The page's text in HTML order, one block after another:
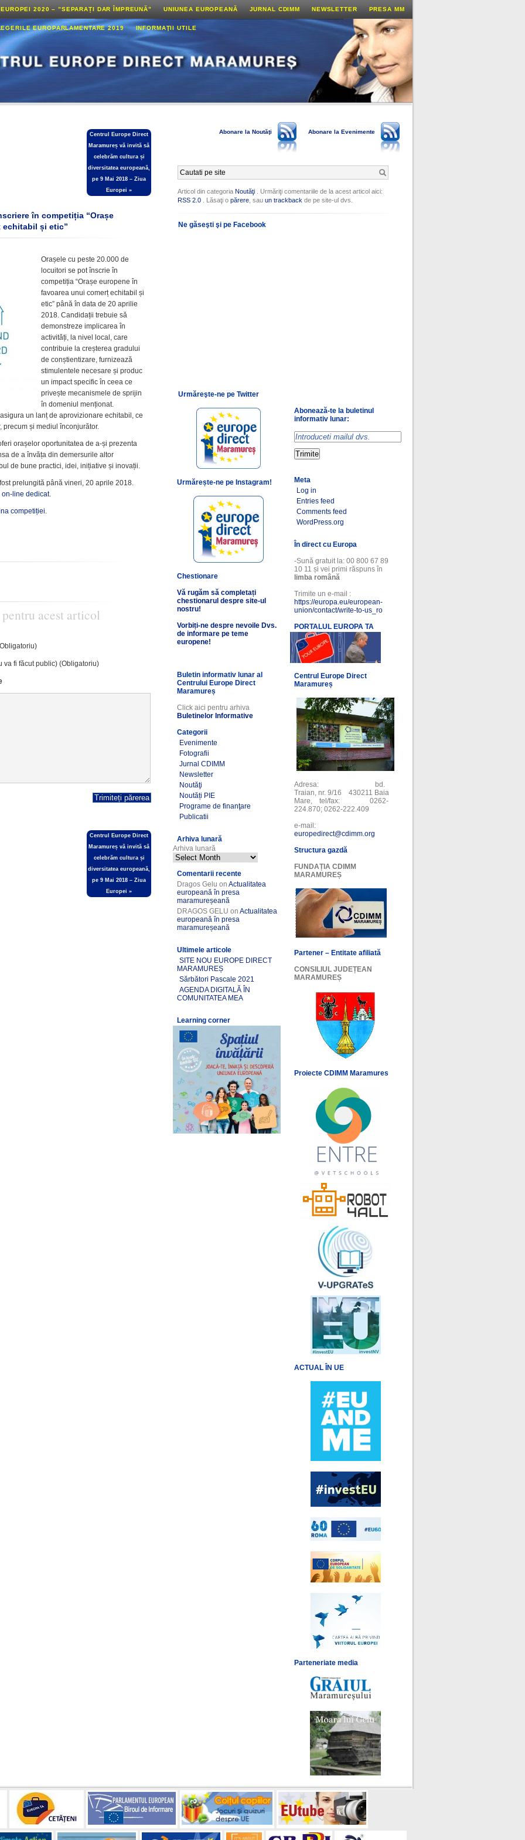
2020 – ”SEPARAȚI DAR ÎMPREUNĂ” UNIUNEA EUROPEANĂ JURNAL CDIMM NEWSLETTER PRESA MM
EUROPARLAMENTARE 2019 INFORMAŢII UTILE
Centrul Europe Direct
Maramureș vă invită să
celebrăm cultura și
diversitatea europeană,
pe 9 Mai 2018 – Ziua
Europei »
în competiția “Orașe
echitabil și etic”
Orașele cu peste 20.000 de
locuitori se pot înscrie în
competiția “Orașe europene în
favoarea unui comerț echitabil și
etic” până în data de 20 aprilie
2018. Candidații trebuie să
demonstreze implicarea în
activități, la nivel local, care
contribuie la creșterea gradului
de conștientizare, furnizează
stimulentele necesare și produc
un impact specific în ceea ce
privește mecanismele de sprijin
în domeniul menționat.
un lanț de aprovizionare echitabil, ce
precum și mediul înconjurător.
orașelor oportunitatea de a-și prezenta
de a învăța din demersurile altor
de bune practici, idei, inițiative și inovații.
prelungită până vineri, 20 aprile 2018.
on-line dedicat.
competiției.
acest articol
va fi făcut public) (Obligatoriu)
Centrul Europe Direct
Maramureș vă invită să
celebrăm cultura și
diversitatea europeană,
pe 9 Mai 2018 – Ziua
Europei »
Abonare la Noutăţi Abonare la Evenimente
Articol din categoriaNoutăţi . Urmăriţi comentariile de la acest articol aici:
RSS 2.0 . Lăsaţi opărere , sauun trackbackde pe site-ul dvs.
Ne găseşti şi pe Facebook
Urmăreşte-ne pe Twitter
Urmărește-ne pe Instagram!
Chestionare
Vă rugăm să completați
chestionarul despre site-ul
nostru!
Vorbiți-ne despre nevoile Dvs.
de informare pe teme
europene!
Buletin informativ lunar al
Centrului Europe Direct
Maramureș
Click aici pentru arhiva
Buletinelor Informative
Categorii
Evenimente
Fotografii
Jurnal CDIMM
Newsletter
Noutăţi
Noutăți PIE
Programe de finanţare
Publicatii
Arhiva lunară
Arhiva lunară
Comentarii recente
Dragos Gelu onActualitatea
europeană în presa
maramureșeană
DRAGOS GELU onActualitatea
europeană în presa
maramureșeană
Ultimele articole
SITE NOU EUROPE DIRECT
MARAMUREȘ
Sărbători Pascale 2021
AGENDA DIGITALĂ ÎN
COMUNITATEA MEA
Learning corner
Abonează-te la buletinul
informativ lunar:
Meta
Log in
Entries feed
Comments feed
WordPress.org
În direct cu Europa
-Sună gratuit la: 00 800 67 89
10 11 și vei primi răspuns în
limba română
Trimite un e-mail :
https://europa.eu/european-
union/contact/write-to-us_ro
PORTALUL EUROPA TA
Centrul Europe Direct
Maramureș
Adresa: bd.
Traian, nr. 9/16 430211 Baia
Mare, tel/fax: 0262-
224.870; 0262-222.409
e-mail:
europedirect@cdimm.org
Structura gazdă
FUNDAȚIA CDIMM
MARAMUREȘ
Partener – Entitate afiliată
CONSILIUL JUDEȚEAN
MARAMUREȘ
Proiecte CDIMM Maramures
ACTUAL ÎN UE
Parteneriate media